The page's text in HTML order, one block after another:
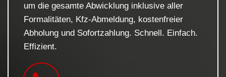
um die gesamte Abwicklung inklusive aller
Formalitäten, Kfz-Abmeldung, kostenfreier
Abholung und Sofortzahlung. Schnell. Einfach.
Effizient.